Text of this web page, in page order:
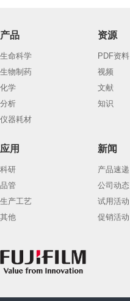
产品
生命科学
生物制药
化学
分析
仪器耗材
资源
PDF资料
视频
文献
知识
应用
科研
品管
生产工艺
其他
新闻
产品速递
公司动态
试用活动
促销活动